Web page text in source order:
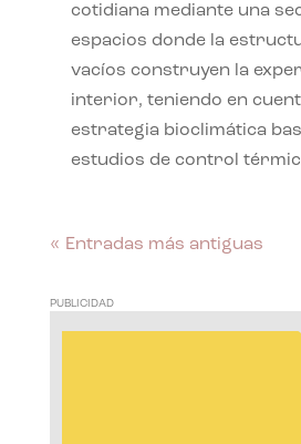
cotidiana mediante una
espacios donde la
vacíos construyen la
interior, teniendo en
estrategia bioclimática
estudios de control
« Entradas más antiguas
PUBLICIDAD